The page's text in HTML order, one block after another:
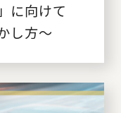
に向けて
し方～